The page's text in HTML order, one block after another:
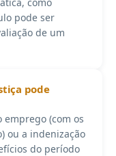
pode ser
de um
pode
emprego (com os
ou a indenização
do período